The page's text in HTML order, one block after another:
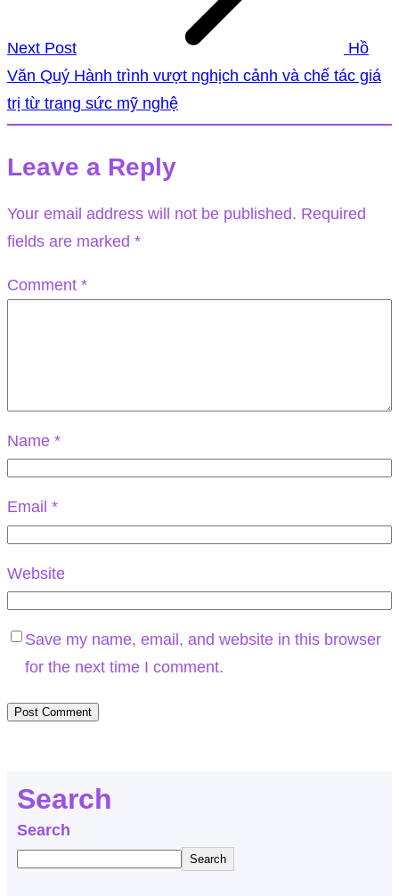
Next Post
Hồ
Văn Quý Hành trình vượt nghịch cảnh và chế tác giá
trị từ trang sức mỹ nghệ
Leave a Reply
Your email address will not be published. Required
fields are marked *
Comment *
Name *
Email *
Website
Save my name, email, and website in this browser
for the next time I comment.
Search
Search
Search